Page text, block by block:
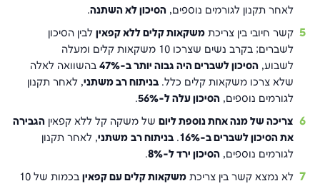
לאחר תקנון לגורמים נוספים, הסיכון לא השתנה.
קשר חיובי בין צריכת משקאות קלים ללא קפאיןלבין הסיכון
לשברים; בקרב נשים שצרכו 10 משקאות קלים ומעלה
לשבוע, הסיכון לשברים היה גבוה יותר ב-47%
בהשוואה לאלה
שלא צרכו משקאות קלים כלל. בניתוח רב משתני, לאחר תקנון
לגורמים נוספים, הסיכון עלה ל-56% .
צריכה של מנה אחת נוספת ליוםשל משקה קל ללא קפאין הגבירה
את הסיכון לשברים ב-16%
. בניתוח רב משתני, לאחר תקנון
לגורמים נוספים, הסיכון ירד ל-8% .
לא נמצא קשר בין צריכת משקאות קלים עם קפאין
בכמות של 10